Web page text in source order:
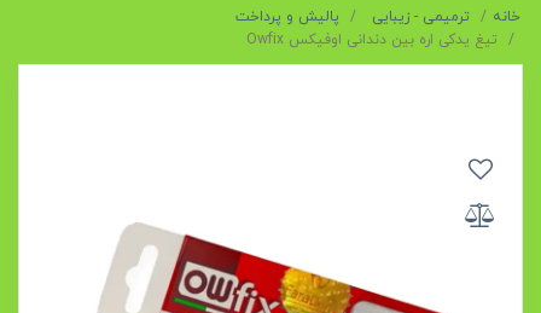
خانه ترمیمی - زیبایی
پالیش و پرداخت
تیغ یدکی اره بین دندانی اوفیکس Owfix